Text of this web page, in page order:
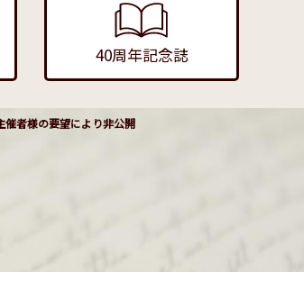
40周年記念誌
催者様の要望により非公開